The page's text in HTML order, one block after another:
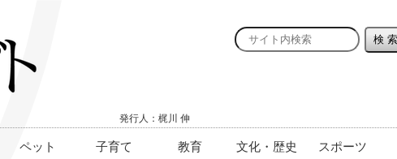
発行人：梶川 伸
ペット 子育て 教育 文化・歴史 スポーツ